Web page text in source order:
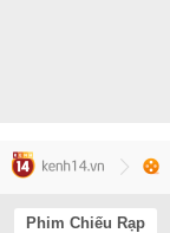
Phim Chiếu Rạp